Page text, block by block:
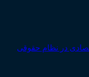
در نظام حقوقی